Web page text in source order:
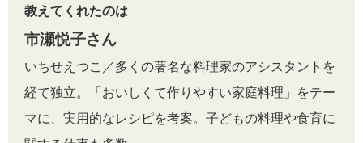
教えてくれたのは
市瀬悦子さん
いちせえつこ／多くの著名な料理家のアシスタントを
経て独立。「おいしくて作りやすい家庭料理」をテー
マに、実用的なレシピを考案。子どもの料理や食育に